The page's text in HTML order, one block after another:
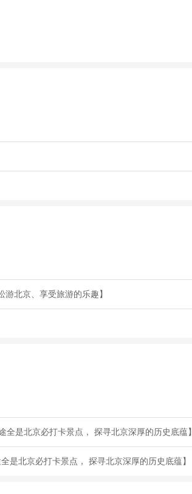
北京、享受旅游的乐趣】
是北京必打卡景点， 探寻北京深厚的历史底蕴】
是北京必打卡景点， 探寻北京深厚的历史底蕴】